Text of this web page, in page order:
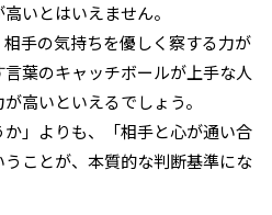
いとはいえません。
手の気持ちを優しく察する力が
葉のキャッチボールが上手な人
高いといえるでしょう。
か」よりも、「相手と心が通い合
ことが、本質的な判断基準にな